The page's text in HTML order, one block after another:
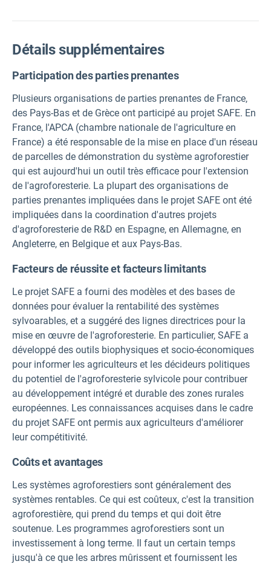
Détails supplémentaires
Participation des parties prenantes
Plusieurs organisations de parties prenantes de France,
des Pays-Bas et de Grèce ont participé au projet SAFE. En
France, l'APCA (chambre nationale de l'agriculture en
France) a été responsable de la mise en place d'un réseau
de parcelles de démonstration du système agroforestier
qui est aujourd'hui un outil très efficace pour l'extension
de l'agroforesterie. La plupart des organisations de
parties prenantes impliquées dans le projet SAFE ont été
impliquées dans la coordination d'autres projets
d'agroforesterie de R&D en Espagne, en Allemagne, en
Angleterre, en Belgique et aux Pays-Bas.
Facteurs de réussite et facteurs limitants
Le projet SAFE a fourni des modèles et des bases de
données pour évaluer la rentabilité des systèmes
sylvoarables, et a suggéré des lignes directrices pour la
mise en œuvre de l'agroforesterie. En particulier, SAFE a
développé des outils biophysiques et socio-économiques
pour informer les agriculteurs et les décideurs politiques
du potentiel de l'agroforesterie sylvicole pour contribuer
au développement intégré et durable des zones rurales
européennes. Les connaissances acquises dans le cadre
du projet SAFE ont permis aux agriculteurs d'améliorer
leur compétitivité.
Coûts et avantages
Les systèmes agroforestiers sont généralement des
systèmes rentables. Ce qui est coûteux, c'est la transition
agroforestière, qui prend du temps et qui doit être
soutenue. Les programmes agroforestiers sont un
investissement à long terme. Il faut un certain temps
jusqu'à ce que les arbres mûrissent et fournissent les